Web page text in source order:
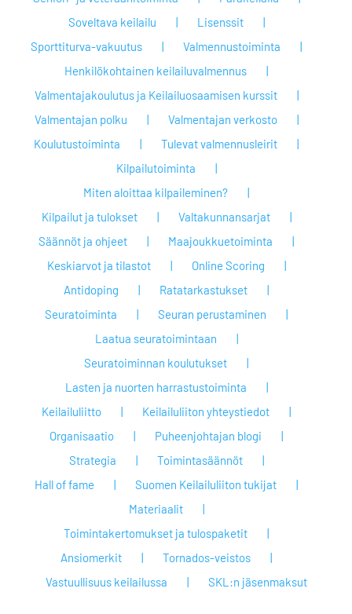
Soveltava keilailu
Lisenssit
Sporttiturva-vakuutus
Valmennustoiminta
Henkilökohtainen keilailuvalmennus
Valmentajakoulutus ja Keilailuosaamisen kurssit
Valmentajan polku
Valmentajan verkosto
Koulutustoiminta
Tulevat valmennusleirit
Kilpailutoiminta
Miten aloittaa kilpaileminen?
Kilpailut ja tulokset
Valtakunnansarjat
Säännöt ja ohjeet
Maajoukkuetoiminta
Keskiarvot ja tilastot
Online Scoring
Antidoping
Ratatarkastukset
Seuratoiminta
Seuran perustaminen
Laatua seuratoimintaan
Seuratoiminnan koulutukset
Lasten ja nuorten harrastustoiminta
Keilailuliitto
Keilailuliiton yhteystiedot
Organisaatio
Puheenjohtajan blogi
Strategia
Toimintasäännöt
Hall of fame
Suomen Keilailuliiton tukijat
Materiaalit
Toimintakertomukset ja tulospaketit
Ansiomerkit
Tornados-veistos
Vastuullisuus keilailussa
SKL:n jäsenmaksut